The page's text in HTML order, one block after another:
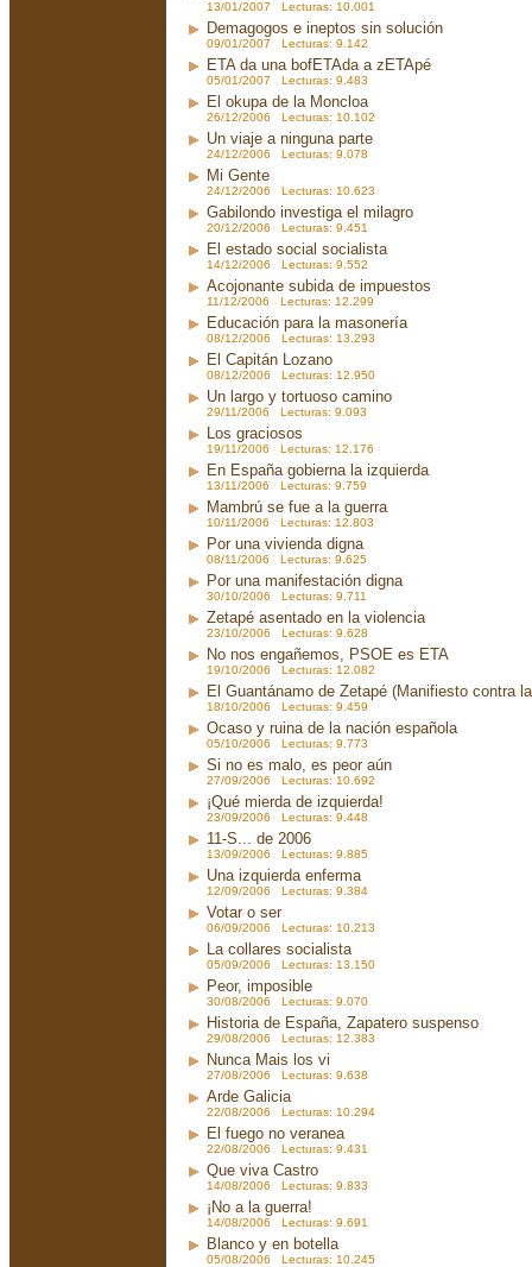
13/01/2007 Lecturas: 10.001
Demagogos e ineptos sin solución
09/01/2007 Lecturas: 9.142
ETA da una bofETAda a zETApé
05/01/2007 Lecturas: 9.483
El okupa de la Moncloa
26/12/2006 Lecturas: 10.102
Un viaje a ninguna parte
24/12/2006 Lecturas: 9.078
Mi Gente
24/12/2006 Lecturas: 10.623
Gabilondo investiga el milagro
20/12/2006 Lecturas: 9.451
El estado social socialista
14/12/2006 Lecturas: 9.552
Acojonante subida de impuestos
11/12/2006 Lecturas: 12.299
Educación para la masonería
08/12/2006 Lecturas: 13.293
El Capitán Lozano
08/12/2006 Lecturas: 12.950
Un largo y tortuoso camino
29/11/2006 Lecturas: 9.093
Los graciosos
19/11/2006 Lecturas: 12.176
En España gobierna la izquierda
13/11/2006 Lecturas: 9.759
Mambrú se fue a la guerra
10/11/2006 Lecturas: 12.803
Por una vivienda digna
08/11/2006 Lecturas: 9.625
Por una manifestación digna
30/10/2006 Lecturas: 9.711
Zetapé asentado en la violencia
23/10/2006 Lecturas: 9.628
No nos engañemos, PSOE es ETA
19/10/2006 Lecturas: 12.082
El Guantánamo de Zetapé (Manifiesto contra
18/10/2006 Lecturas: 9.459
Ocaso y ruina de la nación española
05/10/2006 Lecturas: 9.773
Si no es malo, es peor aún
27/09/2006 Lecturas: 10.692
¡Qué mierda de izquierda!
23/09/2006 Lecturas: 9.448
11-S... de 2006
13/09/2006 Lecturas: 9.885
Una izquierda enferma
12/09/2006 Lecturas: 9.384
Votar o ser
06/09/2006 Lecturas: 10.213
La collares socialista
05/09/2006 Lecturas: 13.150
Peor, imposible
30/08/2006 Lecturas: 9.070
Historia de España, Zapatero suspenso
29/08/2006 Lecturas: 12.383
Nunca Mais los vi
27/08/2006 Lecturas: 9.638
Arde Galicia
22/08/2006 Lecturas: 10.294
El fuego no veranea
22/08/2006 Lecturas: 9.431
Que viva Castro
14/08/2006 Lecturas: 9.833
¡No a la guerra!
14/08/2006 Lecturas: 9.691
Blanco y en botella
05/08/2006 Lecturas: 10.245